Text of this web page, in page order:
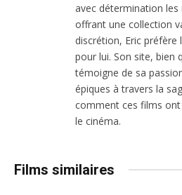
avec détermination
offrant une collection
discrétion, Eric préfère
pour lui. Son site, bien
témoigne de sa
épiques à travers la
comment ces films
le cinéma.
Films similaires